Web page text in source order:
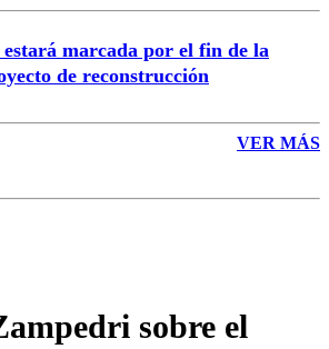
estará marcada por el fin de la
de reconstrucción
VER MÁS
sobre el